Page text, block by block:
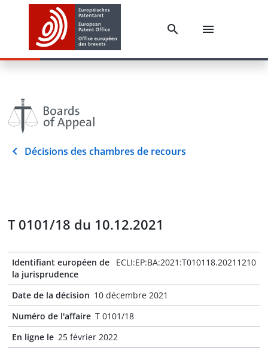
Décisions des chambres de recours
T 0101/18 du 10.12.2021
Identifiant européen de
la jurisprudence
ECLI:EP:BA:2021:T010118.20211210
Date de la décision 10 décembre 2021
Numéro de l'affaire T 0101/18
En ligne le 25 février 2022